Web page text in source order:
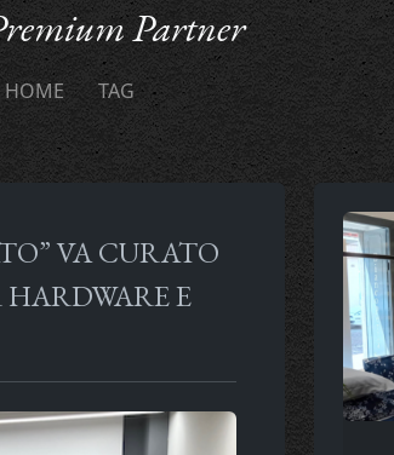
Partner
HOME TAG
VA CURATO
E